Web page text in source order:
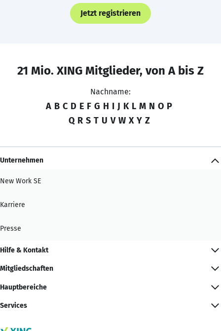
Jetzt registrieren
21 Mio. XING Mitglieder, von A bis Z
Nachname:
A B C D E F G H I J K L M N O P
Q R S T U V W X Y Z
Unternehmen
New Work SE
Karriere
Presse
Hilfe & Kontakt
Mitgliedschaften
Hauptbereiche
Services